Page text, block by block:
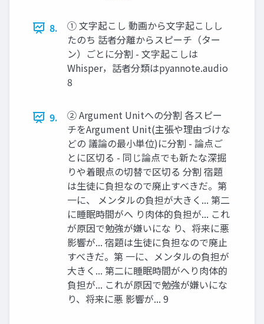
8.
① 文字起こし 動画から文字起こしし
たのち 話者分離からスピーチ（ター
ン）ごとに分割 - 文字起こしは
Whisper，話者分類はpyannote.audio
8
9.
② Argument Unitへの分割 各スピー
チをArgument Unit(主張や理由づけな
どの 議論の最小単位)に分割 - 論点ご
とに区切る - 同じ論点でも新たな深掘
りや着眼点の切替で区切る 分割 宿題
は生徒に負担なので廃止すべきだ。第
一に、 メンタルの負担が大きく... 第二
に睡眠時間がへ り肉体的負担が... これ
が原因で勉強が嫌いにな り、将来に悪
影響が... 宿題は生徒に負担なので廃止
すべきだ。第 一に、メンタルの負担が
大きく... 第二に睡眠時間がへり肉体的
負担が... これが原因で勉強が嫌いにな
り、将来に悪 影響が... 9